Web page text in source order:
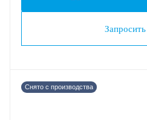
Снято с производства